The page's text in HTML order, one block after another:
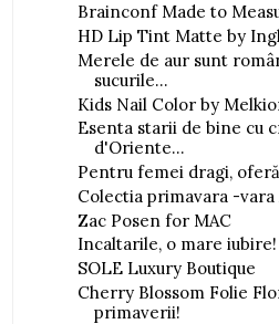
Brainconf Made to
HD Lip Tint Matte by
Merele de aur sunt
sucurile...
Kids Nail Color by
Esenta starii de bine cu
d'Oriente...
Pentru femei dragi,
Colectia primavara -vara
Zac Posen for MAC
Incaltarile, o mare iubire!
SOLE Luxury Boutique
Cherry Blossom Folie
primaverii!